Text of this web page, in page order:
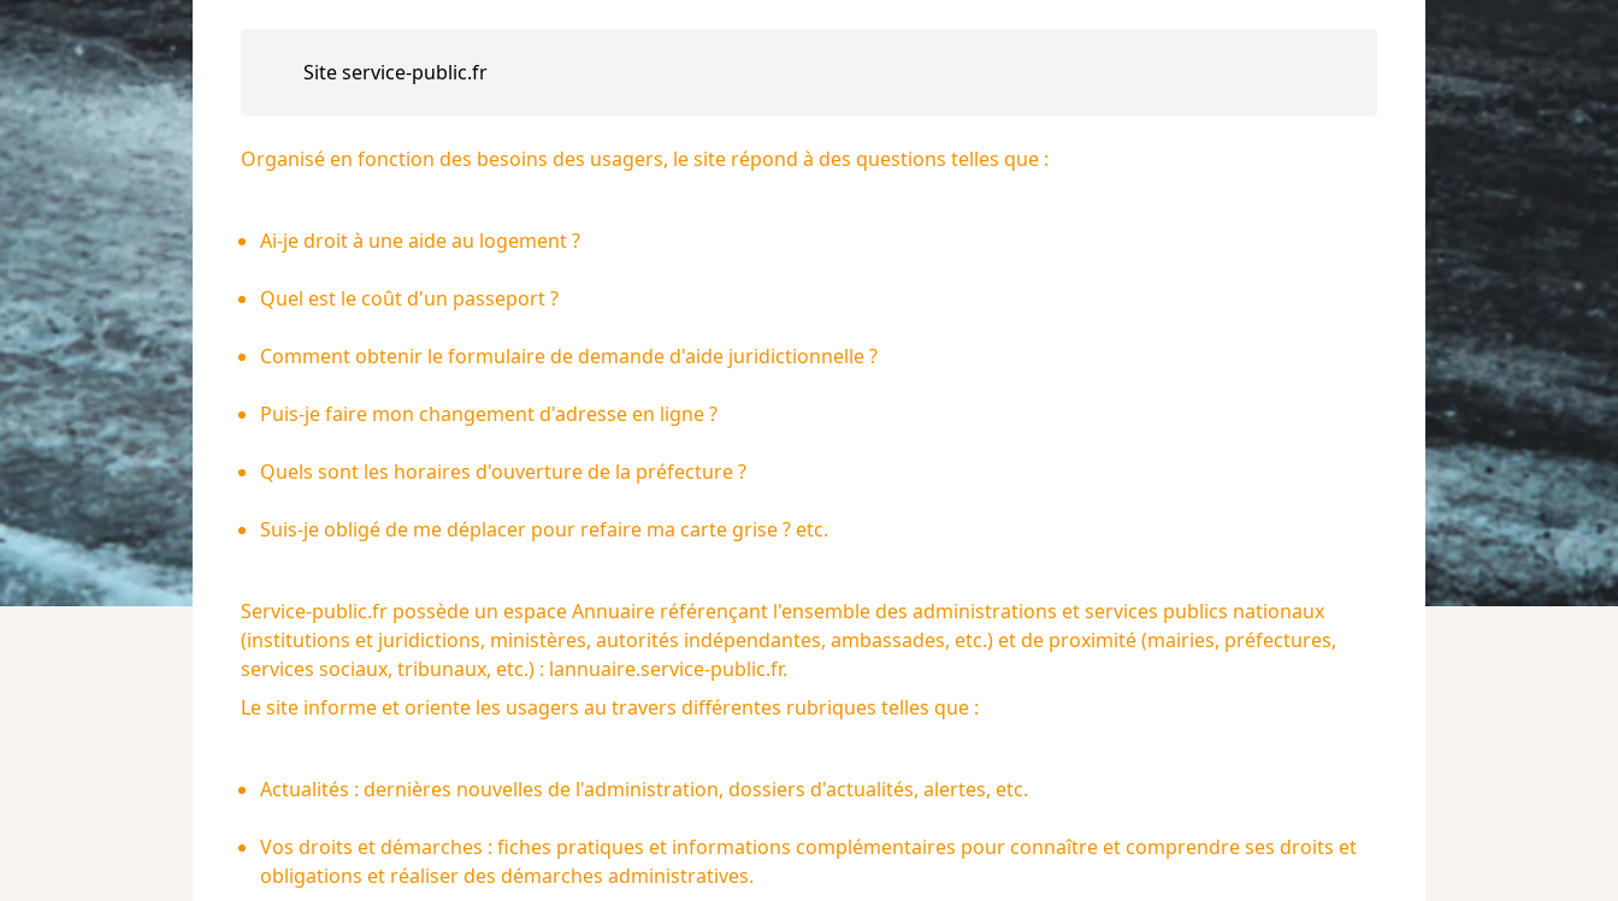
Site service-public.fr
Organisé en fonction des besoins des usagers, le site répond à des questions telles que :
Ai-je droit à une aide au logement ?
Quel est le coût d'un passeport ?
Comment obtenir le formulaire de demande d'aide juridictionnelle ?
Puis-je faire mon changement d'adresse en ligne ?
Quels sont les horaires d'ouverture de la préfecture ?
Suis-je obligé de me déplacer pour refaire ma carte grise ? etc.
Service-public.fr possède un espace Annuaire référençant l'ensemble des administrations et services publics nationaux
(institutions et juridictions, ministères, autorités indépendantes, ambassades, etc.) et de proximité (mairies, préfectures,
services sociaux, tribunaux, etc.) : lannuaire.service-public.fr.
Le site informe et oriente les usagers au travers différentes rubriques telles que :
Actualités : dernières nouvelles de l'administration, dossiers d'actualités, alertes, etc.
Vos droits et démarches : fiches pratiques et informations complémentaires pour connaître et comprendre ses droits et
obligations et réaliser des démarches administratives.